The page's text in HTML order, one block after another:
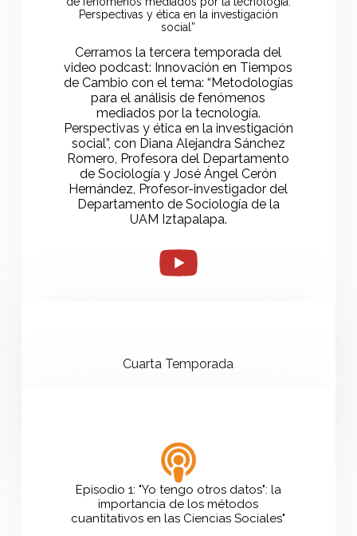
Perspectivas y ética en la investigación
social”
Cerramos la tercera temporada del
video podcast: Innovación en Tiempos
de Cambio con el tema: “Metodologías
para el análisis de fenómenos
mediados por la tecnología.
Perspectivas y ética en la investigación
social”, con Diana Alejandra Sánchez
Romero, Profesora del Departamento
de Sociología y José Ángel Cerón
Hernández, Profesor-investigador del
Departamento de Sociología de la
UAM Iztapalapa.
Cuarta Temporada
Episodio 1: "Yo tengo otros datos": la
importancia de los métodos
cuantitativos en las Ciencias Sociales"